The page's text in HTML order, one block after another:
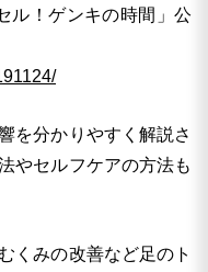
ル！ゲンキの時間」公
を分かりやすく解説さ
やセルフケアの方法も
くみの改善など足のト